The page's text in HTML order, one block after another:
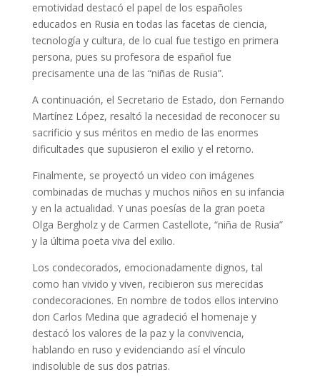
emotividad destacó el papel de los españoles
educados en Rusia en todas las facetas de ciencia,
tecnología y cultura, de lo cual fue testigo en primera
persona, pues su profesora de español fue
precisamente una de las “niñas de Rusia”.
A continuación, el Secretario de Estado, don Fernando
Martínez López, resaltó la necesidad de reconocer su
sacrificio y sus méritos en medio de las enormes
dificultades que supusieron el exilio y el retorno.
Finalmente, se proyectó un video con imágenes
combinadas de muchas y muchos niños en su infancia
y en la actualidad. Y unas poesías de la gran poeta
Olga Bergholz y de Carmen Castellote, “niña de Rusia”
y la última poeta viva del exilio.
Los condecorados, emocionadamente dignos, tal
como han vivido y viven, recibieron sus merecidas
condecoraciones. En nombre de todos ellos intervino
don Carlos Medina que agradeció el homenaje y
destacó los valores de la paz y la convivencia,
hablando en ruso y evidenciando así el vínculo
indisoluble de sus dos patrias.